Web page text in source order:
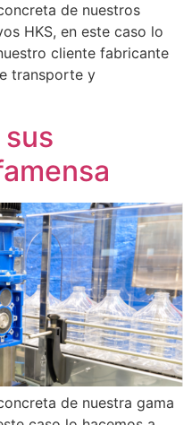
de nuestros
HKS, en este caso lo
cliente fabricante
transporte y
de nuestra gama